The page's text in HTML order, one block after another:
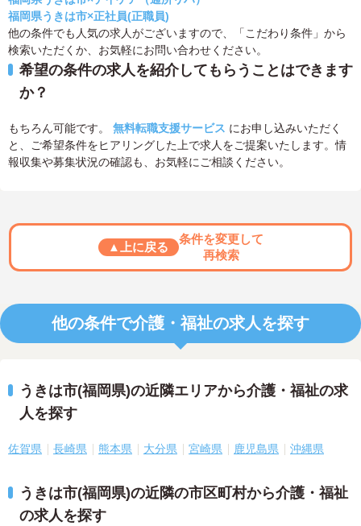
福岡県うきは市×正社員(正職員)
他の条件でも人気の求人がございますので、「こだわり条件」から
検索いただくか、お気軽にお問い合わせください。
希望の条件の求人を紹介してもらうことはできます
か？
もちろん可能です。 無料転職支援サービス にお申し込みいただく
と、ご希望条件をヒアリングした上で求人をご提案いたします。情
報収集や募集状況の確認も、お気軽にご相談ください。
▲上に戻る
条件を変更して
再検索
他の条件で介護・福祉の求人を探す
うきは市(福岡県)の近隣エリアから介護・福祉の求
人を探す
佐賀県 長崎県 熊本県 大分県 宮崎県 鹿児島県 沖縄県
うきは市(福岡県)の近隣の市区町村から介護・福祉
の求人を探す